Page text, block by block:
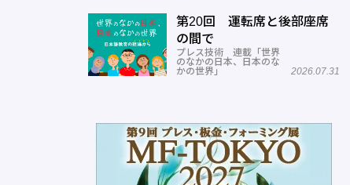
第20回 運転席と後部座席
の間で
プレス技術 連載「世界
のなかの日本、日本のな
かの世界」
2026.07.31